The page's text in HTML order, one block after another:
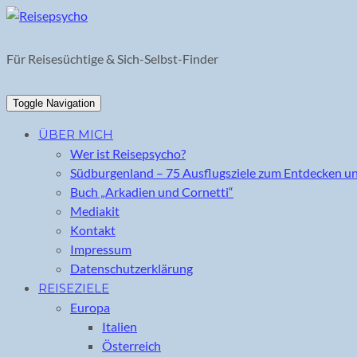
Skip
content
Für Reisesüchtige & Sich-Selbst-Finder
Toggle Navigation
ÜBER MICH
Wer ist Reisepsycho?
Südburgenland – 75 Ausflugsziele zum Entdecken
Buch „Arkadien und Cornetti“
Mediakit
Kontakt
Impressum
Datenschutzerklärung
REISEZIELE
Europa
Italien
Österreich